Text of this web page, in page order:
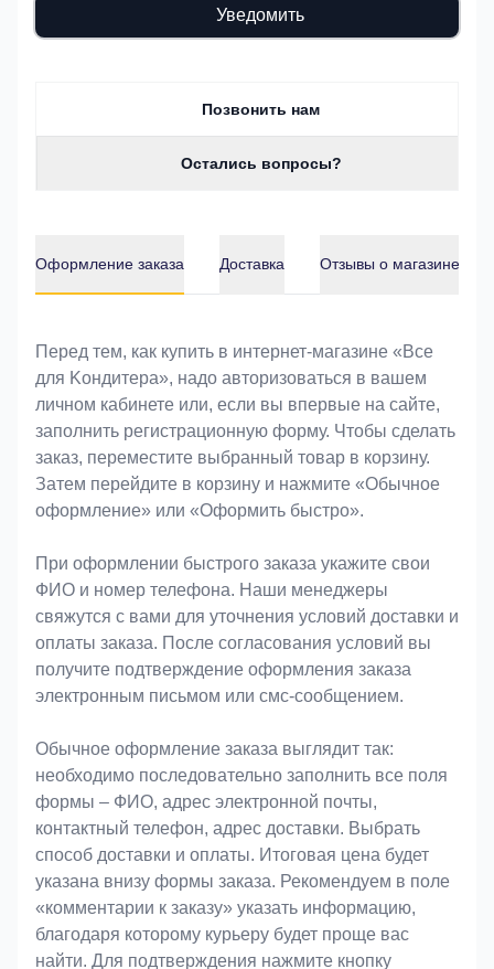
Уведомить
Позвонить нам
Остались вопросы?
Оформление заказа Доставка Отзывы о магазине
Оформление заказа
Перед тем, как купить в интернет-магазине «Bce
для Koндитeрa», надо авторизоваться в вашем
личном кабинете или, если вы впервые на сайте,
заполнить регистрационную форму. Чтобы сделать
заказ, переместите выбранный товар в корзину.
Затем перейдите в корзину и нажмите «Обычное
оформление» или «Оформить быстро».
При оформлении быстрого заказа укажите свои
ФИО и номер телефона. Наши менеджеры
свяжутся с вами для уточнения условий доставки и
оплаты заказа. После согласования условий вы
получите подтверждение оформления заказа
электронным письмом или смс-сообщением.
Обычное оформление заказа выглядит так:
необходимо последовательно заполнить все поля
формы – ФИО, адрес электронной почты,
контактный телефон, адрес доставки. Выбрать
способ доставки и оплаты. Итоговая цена будет
указана внизу формы заказа. Рекомендуем в поле
«комментарии к заказу» указать информацию,
благодаря которому курьеру будет проще вас
найти. Для подтверждения нажмите кнопку